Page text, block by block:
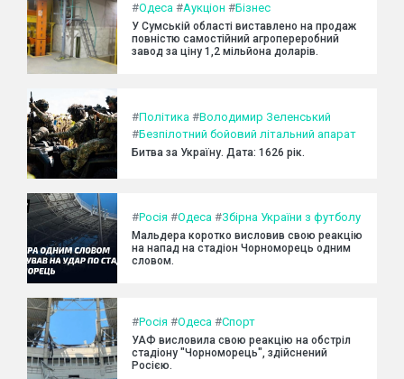
#Одеса #Аукціон #Бізнес
У Сумській області виставлено на продаж
повністю самостійний агропереробний
завод за ціну 1,2 мільйона доларів.
#Політика #Володимир Зеленський
#Безпілотний бойовий літальний апарат
Битва за Україну. Дата: 1626 рік.
#Росія #Одеса #Збірна України з футболу
Мальдера коротко висловив свою реакцію
на напад на стадіон Чорноморець одним
словом.
#Росія #Одеса #Спорт
УАФ висловила свою реакцію на обстріл
стадіону "Чорноморець", здійснений
Росією.